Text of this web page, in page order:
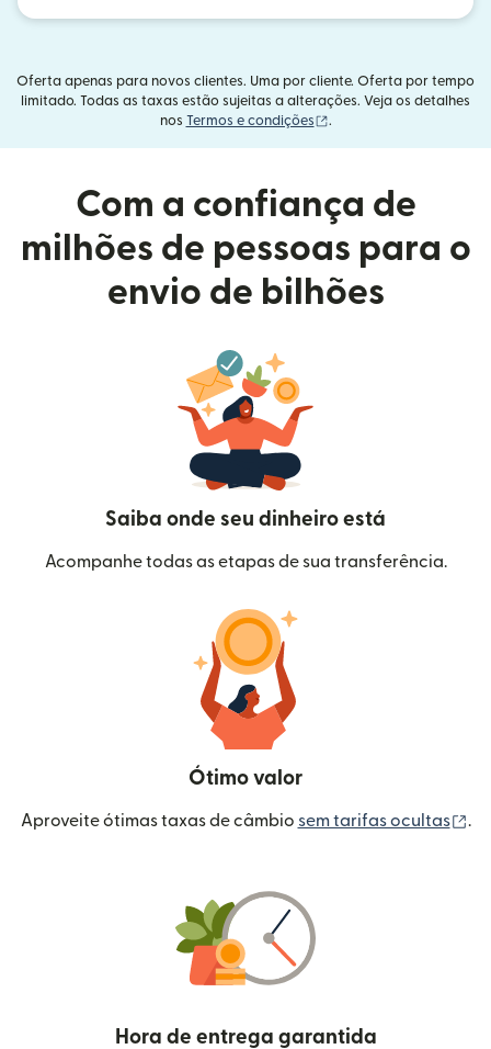
Oferta apenas para novos clientes. Uma por cliente. Oferta por tempo
limitado. Todas as taxas estão sujeitas a alterações. Veja os detalhes
nos Termos e condições (abre em uma nova
.
Com a confiança de
milhões de pessoas para o
envio de bilhões
Saiba onde seu dinheiro está
Acompanhe todas as etapas de sua transferência.
Ótimo valor
Aproveite ótimas taxas de câmbio sem tarifas ocultas .
Hora de entrega garantida